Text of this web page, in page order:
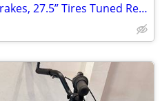
Haro Mountain Bike Disc Brakes, 27.5” Tires Tuned Ready/Ride